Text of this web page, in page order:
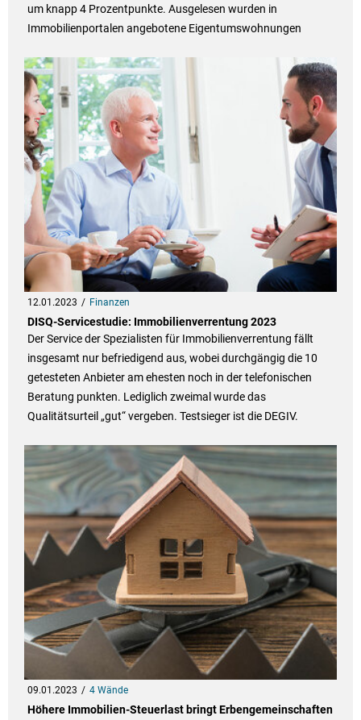
um knapp 4 Prozentpunkte. Ausgelesen wurden in
Immobilienportalen angebotene Eigentumswohnungen
12.01.2023 Finanzen
DISQ-Servicestudie: Immobilienverrentung 2023
Der Service der Spezialisten für Immobilienverrentung fällt
insgesamt nur befriedigend aus, wobei durchgängig die 10
getesteten Anbieter am ehesten noch in der telefonischen
Beratung punkten. Lediglich zweimal wurde das
Qualitätsurteil „gut“ vergeben. Testsieger ist die DEGIV.
09.01.2023 4 Wände
Höhere Immobilien-Steuerlast bringt Erbengemeinschaften